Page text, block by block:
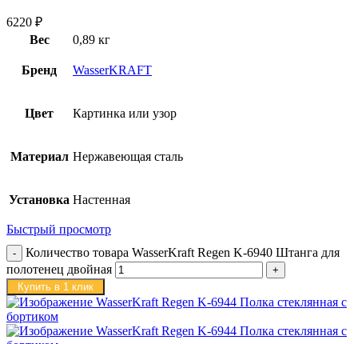
6220 ₽
Вес
0,89 кг
Бренд WasserKRAFT
Цвет Картинка или узор
Материал Нержавеющая сталь
Установка Настенная
Быстрый просмотр
Количество товара WasserKraft Regen K-6940 Штанга для
полотенец двойная
Купить в 1 клик